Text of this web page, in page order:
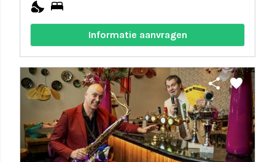
nights_stay bed
Informatie aanvragen
share favorite